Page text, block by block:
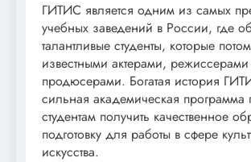
ГИТИС является одним из самых
учебных заведений в России, где
талантливые студенты, которые
известными актерами,
продюсерами. Богатая история
сильная академическая программа
студентам получить качественное
подготовку для работы в сфере
искусства.